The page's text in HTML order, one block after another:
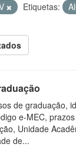
Etiquetas:
de graduação,
e-MEC,
Unidade
de...